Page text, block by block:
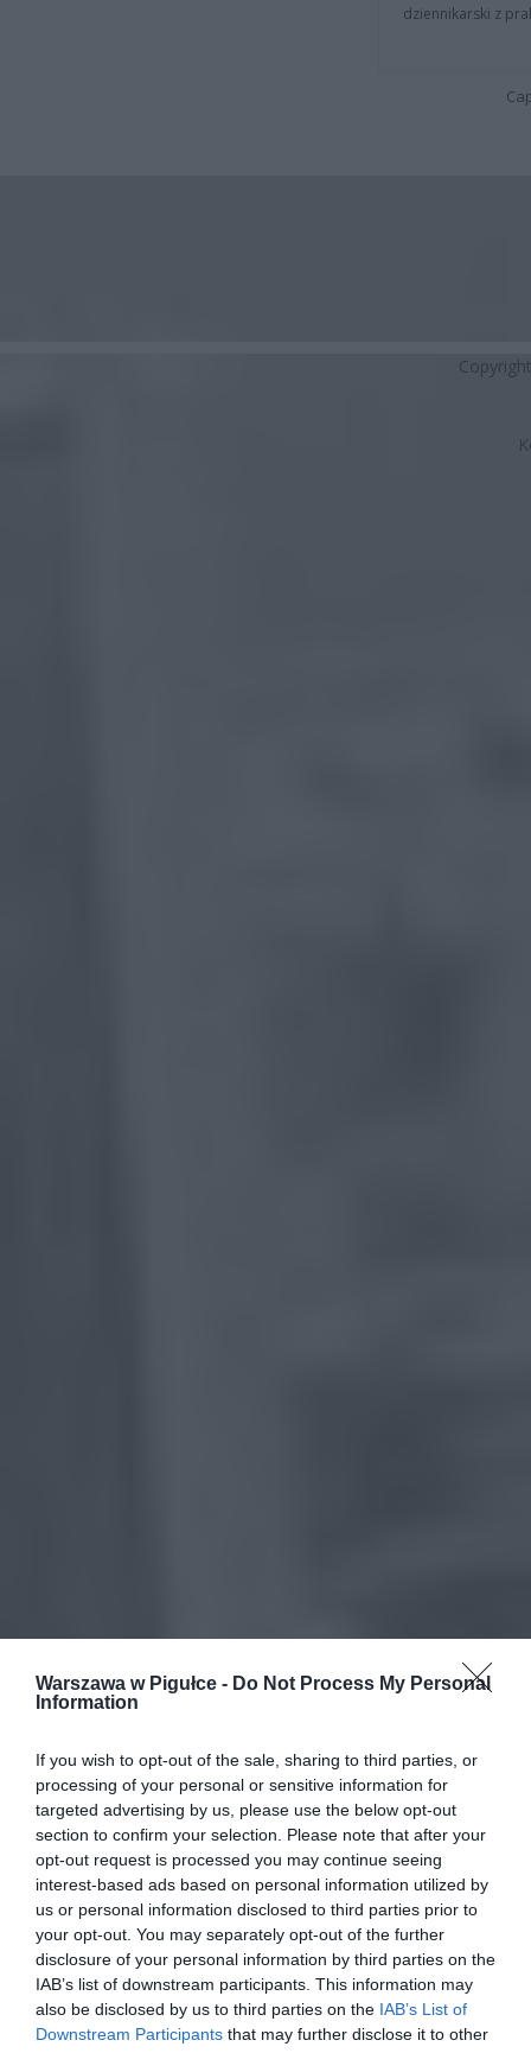
Warszawa w Pigułce - Do Not Process My Personal
Information
If you wish to opt-out of the sale, sharing to third parties, or
processing of your personal or sensitive information for
targeted advertising by us, please use the below opt-out
section to confirm your selection. Please note that after your
opt-out request is processed you may continue seeing
interest-based ads based on personal information utilized by
us or personal information disclosed to third parties prior to
your opt-out. You may separately opt-out of the further
disclosure of your personal information by third parties on the
IAB’s list of downstream participants. This information may
also be disclosed by us to third parties on the IAB’s List of
Downstream Participants that may further disclose it to other
dziennikarski z